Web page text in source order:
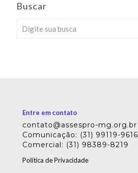
Buscar
Entre em contato
contato@assespro-mg.org.br
Comunicação: (31) 99119-9616
Comercial: (31) 98389-8219
Política de Privacidade